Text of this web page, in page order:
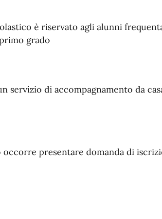
è riservato agli alunni
grado
servizio di accompagnamento da
presentare domanda di